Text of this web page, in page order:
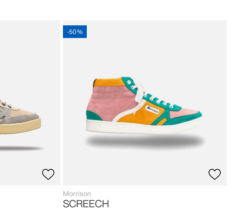
-50 %
Morrison
SCREECH